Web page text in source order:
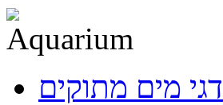
דגי מים מתוקים